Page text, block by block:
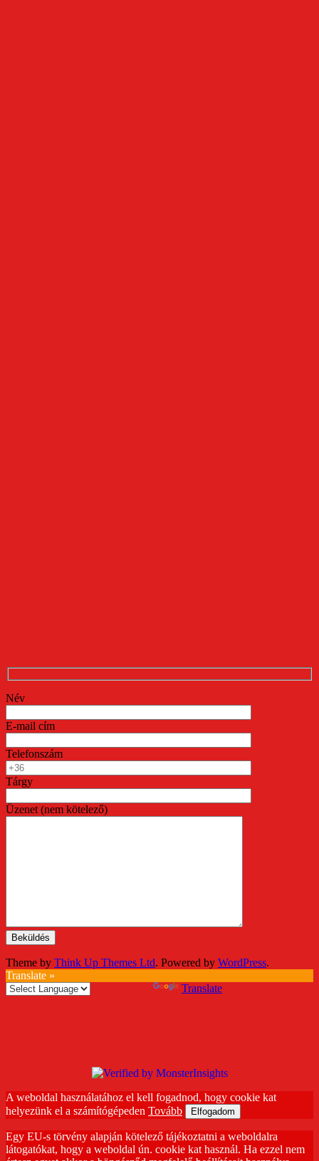
Név
E-mail cím
Telefonszám
Tárgy
Üzenet (nem kötelező)
Theme by Think Up Themes Ltd. Powered by WordPress.
Translate »
Translate
A weboldal használatához el kell fogadnod, hogy cookie kat
helyezünk el a számítógépeden Tovább Elfogadom
Egy EU-s törvény alapján kötelező tájékoztatni a weboldalra
látogatókat, hogy a weboldal ún. cookie kat használ. Ha ezzel nem